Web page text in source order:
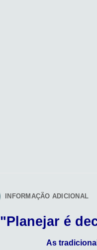
INFORMAÇÃO ADICIONAL
"Planejar é
As